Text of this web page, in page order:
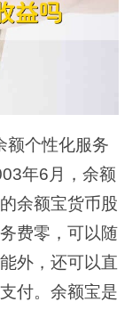
额个性化服务
年6 月，余额
余额宝货币股
费零，可以随
外，还可以直
付。余额宝是